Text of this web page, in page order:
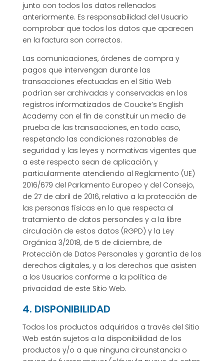
junto con todos los datos rellenados
anteriormente. Es responsabilidad del Usuario
comprobar que todos los datos que aparecen
en la factura son correctos.
Las comunicaciones, órdenes de compra y
pagos que intervengan durante las
transacciones efectuadas en el Sitio Web
podrían ser archivadas y conservadas en los
registros informatizados de Coucke’s English
Academy con el fin de constituir un medio de
prueba de las transacciones, en todo caso,
respetando las condiciones razonables de
seguridad y las leyes y normativas vigentes que
a este respecto sean de aplicación, y
particularmente atendiendo al Reglamento (UE)
2016/679 del Parlamento Europeo y del Consejo,
de 27 de abril de 2016, relativo a la protección de
las personas físicas en lo que respecta al
tratamiento de datos personales y a la libre
circulación de estos datos (RGPD) y la Ley
Orgánica 3/2018, de 5 de diciembre, de
Protección de Datos Personales y garantía de los
derechos digitales, y a los derechos que asisten
a los Usuarios conforme a la política de
privacidad de este Sitio Web.
4. DISPONIBILIDAD
Todos los productos adquiridos a través del Sitio
Web están sujetos a la disponibilidad de los
productos y/o a que ninguna circunstancia o